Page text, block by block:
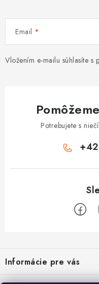
Email
Vložením e-mailu súhlasíte s
Potrebujete s
pInformácie pre vás
Obchodné podmienky